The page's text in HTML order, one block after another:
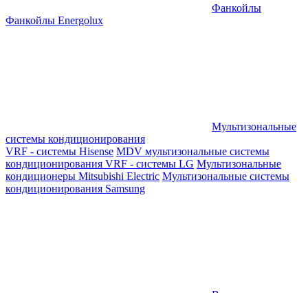
Фанкойлы
Фанкойлы Energolux
Мультизональные
системы кондиционирования
VRF - системы Hisense MDV мультизональные системы
кондиционирования VRF - системы LG Мультизональные
кондиционеры Mitsubishi Electric Мультизональные системы
кондиционирования Samsung